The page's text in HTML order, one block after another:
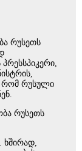
რუსეთს
რომ რუსული
რუსეთს
ხშირად,